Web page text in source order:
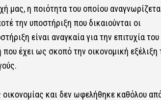
μας, η ποιότητα του οποίου
την υποστήριξη που δικαιούνται οι
είναι αναγκαία για την επιτυχία του
έχει ως σκοπό την οικονομική εξέλιξη
και δεν ωφελήθηκε καθόλου